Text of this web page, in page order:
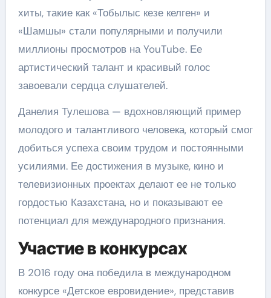
хиты, такие как «Тобылыс кезе келген» и
«Шамшы» стали популярными и получили
миллионы просмотров на YouTube. Ее
артистический талант и красивый голос
завоевали сердца слушателей.
Данелия Тулешова — вдохновляющий пример
молодого и талантливого человека, который смог
добиться успеха своим трудом и постоянными
усилиями. Ее достижения в музыке, кино и
телевизионных проектах делают ее не только
гордостью Казахстана, но и показывают ее
потенциал для международного признания.
Участие в конкурсах
В 2016 году она победила в международном
конкурсе «Детское евровидение», представив